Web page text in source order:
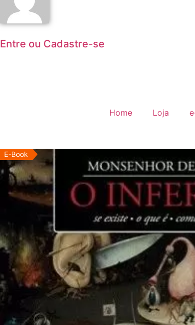
Entre ou Cadastre-se
Home Loja
E-Book